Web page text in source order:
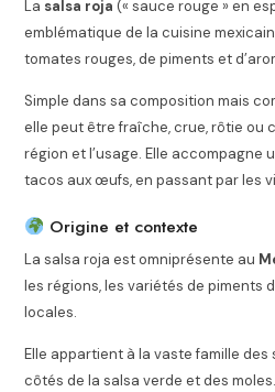
La salsa roja (« sauce rouge » en
emblématique de la cuisine
tomates rouges, de piments et
Simple dans sa composition mais
elle peut être fraîche, crue, rôtie ou
région et l’usage. Elle accompagne
tacos aux œufs, en passant par les
Origine et contexte
La salsa roja est omniprésente au
les régions, les variétés de piments
locales.
Elle appartient à la vaste famille des
côtés de la salsa verde et des moles.